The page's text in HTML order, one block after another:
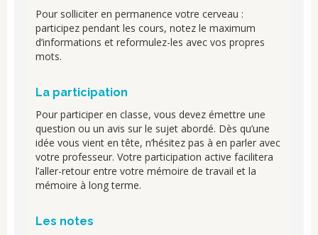
Pour solliciter en permanence votre cerveau :
participez pendant les cours, notez le maximum
d’informations et reformulez-les avec vos propres
mots.
La participation
Pour participer en classe, vous devez émettre une
question ou un avis sur le sujet abordé. Dès qu’une
idée vous vient en tête, n’hésitez pas à en parler avec
votre professeur. Votre participation active facilitera
l’aller-retour entre votre mémoire de travail et la
mémoire à long terme.
Les notes